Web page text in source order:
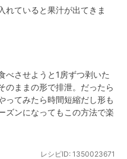
れていると果汁が出てきま
べさせようと1房ずつ剥いた
のままの形で排泄。だったら
ってみたら時間短縮だし形も
ズンになってもこの方法で楽
レシピID: 1350023671